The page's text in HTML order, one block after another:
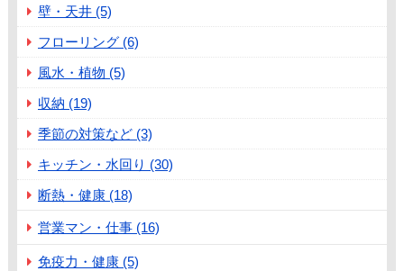
壁・天井 (5)
フローリング (6)
風水・植物 (5)
収納 (19)
季節の対策など (3)
キッチン・水回り (30)
断熱・健康 (18)
営業マン・仕事 (16)
免疫力・健康 (5)